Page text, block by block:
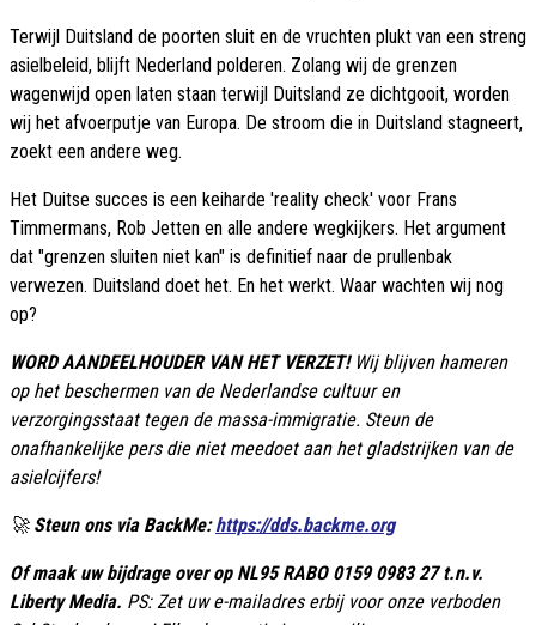
Terwijl Duitsland de poorten sluit en de vruchten plukt van een streng
asielbeleid, blijft Nederland polderen. Zolang wij de grenzen
wagenwijd open laten staan terwijl Duitsland ze dichtgooit, worden
wij het afvoerputje van Europa. De stroom die in Duitsland stagneert,
zoekt een andere weg.
Het Duitse succes is een keiharde 'reality check' voor Frans
Timmermans, Rob Jetten en alle andere wegkijkers. Het argument
dat "grenzen sluiten niet kan" is definitief naar de prullenbak
verwezen. Duitsland doet het. En het werkt. Waar wachten wij nog
op?
WORD AANDEELHOUDER VAN HET VERZET!Wij blijven hameren
op het beschermen van de Nederlandse cultuur en
verzorgingsstaat tegen de massa-immigratie. Steun de
onafhankelijke pers die niet meedoet aan het gladstrijken van de
asielcijfers!
🚀 Steun ons via BackMe:https://dds.backme.org
Of maak uw bijdrage over op NL95 RABO 0159 0983 27 t.n.v.
Liberty Media. PS: Zet uw e-mailadres erbij voor onze verboden